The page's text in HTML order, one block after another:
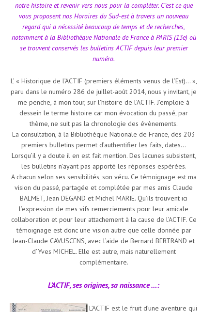
notre histoire et revenir vers nous pour la compléter. C’est ce que
vous proposent nos Horaires du Sud-est à travers un nouveau
regard qui a nécessité beaucoup de temps et de recherches,
notamment à la Bibliothèque Nationale de France à PARIS (13e) où
se trouvent conservés les bulletins ACTIF depuis leur premier
numéro.
L’ « Historique de l’ACTIF (premiers éléments venus de l’Est)… »,
paru dans le numéro 286 de juillet-août 2014, nous y invitant, je
me penche, à mon tour, sur l’histoire de l’ACTIF. J’emploie à
dessein le terme histoire car mon évocation du passé, par
thème, ne suit pas la chronologie des évènements.
La consultation, à la Bibliothèque Nationale de France, des 203
premiers bulletins permet d’authentifier les faits, dates…
Lorsqu’il y a doute il en est fait mention. Des lacunes subsistent,
les bulletins n’ayant pas apporté les réponses espérées.
A chacun selon ses sensibilités, son vécu. Ce témoignage est ma
vision du passé, partagée et complétée par mes amis Claude
BALMET, Jean DEGAND et Michel MARIE. Qu’ils trouvent ici
l’expression de mes vifs remerciements pour leur amicale
collaboration et pour leur attachement à la cause de l’ACTIF. Ce
témoignage est donc une vision autre que celle donnée par
Jean-Claude CAVUSCENS, avec l’aide de Bernard BERTRAND et
d’Yves MICHEL. Elle est autre, mais naturellement
complémentaire.
L’ACTIF, ses origines, sa naissance …:
L’ACTIF est le fruit d’une aventure qui